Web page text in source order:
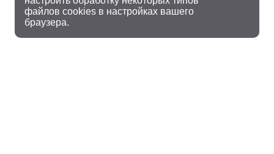
файлов cookies в настройках вашего
браузера.